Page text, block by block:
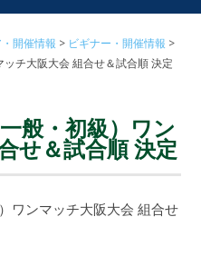
開催情報
ビギナー・開催情報
チ大阪大会 組合せ＆試合順 決定
般・初級）ワン
せ＆試合順 決定
ワンマッチ大阪大会 組合せ